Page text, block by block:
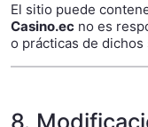
El sitio puede
Casino.ec no es
o prácticas de dichos
8.